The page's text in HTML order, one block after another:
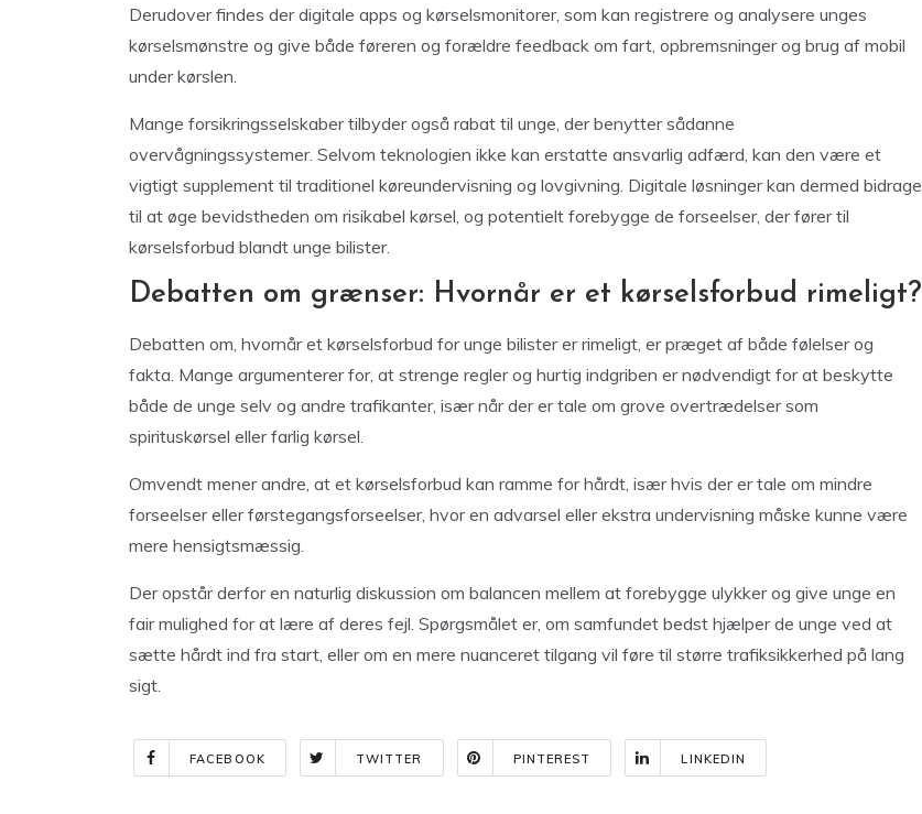
Derudover findes der digitale apps og kørselsmonitorer, som kan registrere og analysere unges
kørselsmønstre og give både føreren og forældre feedback om fart, opbremsninger og brug af mobil
under kørslen.
Mange forsikringsselskaber tilbyder også rabat til unge, der benytter sådanne
overvågningssystemer. Selvom teknologien ikke kan erstatte ansvarlig adfærd, kan den være et
vigtigt supplement til traditionel køreundervisning og lovgivning. Digitale løsninger kan dermed bidrage
til at øge bevidstheden om risikabel kørsel, og potentielt forebygge de forseelser, der fører til
kørselsforbud blandt unge bilister.
Debatten om grænser: Hvornår er et kørselsforbud rimeligt?
Debatten om, hvornår et kørselsforbud for unge bilister er rimeligt, er præget af både følelser og
fakta. Mange argumenterer for, at strenge regler og hurtig indgriben er nødvendigt for at beskytte
både de unge selv og andre trafikanter, især når der er tale om grove overtrædelser som
spirituskørsel eller farlig kørsel.
Omvendt mener andre, at et kørselsforbud kan ramme for hårdt, især hvis der er tale om mindre
forseelser eller førstegangsforseelser, hvor en advarsel eller ekstra undervisning måske kunne være
mere hensigtsmæssig.
Der opstår derfor en naturlig diskussion om balancen mellem at forebygge ulykker og give unge en
fair mulighed for at lære af deres fejl. Spørgsmålet er, om samfundet bedst hjælper de unge ved at
sætte hårdt ind fra start, eller om en mere nuanceret tilgang vil føre til større trafik­sikkerhed på lang
sigt.
FACEBOOK TWITTER PINTEREST LINKEDIN